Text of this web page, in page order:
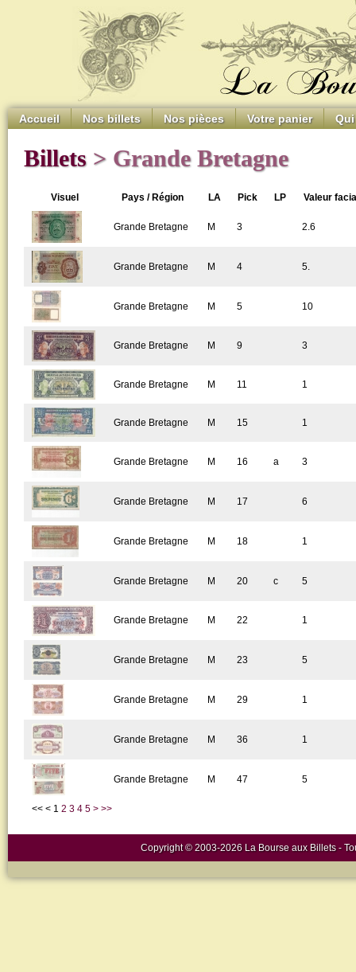
Accueil Nos billets Nos pièces Votre panier
Billets > Grande Bretagne
Visuel Pays / Région LA Pick LP Valeur
<< < 1 2 3 4 5 > >>
Grande Bretagne M 3 2.6
Grande Bretagne M 4 5.
Grande Bretagne M 5 10
Grande Bretagne M 9 3
Grande Bretagne M 11 1
Grande Bretagne M 15 1
Grande Bretagne M 16 a 3
Grande Bretagne M 17 6
Grande Bretagne M 18 1
Grande Bretagne M 20 c 5
Grande Bretagne M 22 1
Grande Bretagne M 23 5
Grande Bretagne M 29 1
Grande Bretagne M 36 1
Grande Bretagne M 47 5
Copyright © 2003-2026 La Bourse aux Billets -